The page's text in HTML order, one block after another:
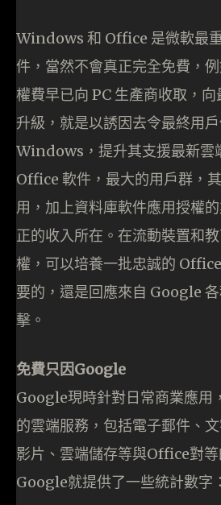
Windows 和 Office 是微軟最
件，當然不會真正完全免費，
權費早已向 PC 生產商收取，
升級，就是以誘因去令最終用
Windows，提升其支援最新雲
Office 軟件，最大的用戶群，
用，加上資料庫軟件應用授權
正的收入所在。在流動裝置和
權，可以培養一批忠誠的
要的，還是回應來自 Google
擊。
免費只因Google
Google現時針對日常商業應用
的雲端服務，包括電子郵件、
影片、雲端儲存等與Office對
Google就提供了一些統計數字：